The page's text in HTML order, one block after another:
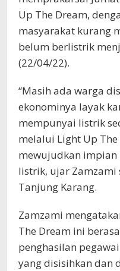
Up The Dream,
masyarakat kurang
belum berlistrik
(22/04/22).
“Masih ada warga
ekonominya layak
mempunyai listrik
melalui Light Up
mewujudkan
listrik, ujar Zamzami
Tanjung Karang.
Zamzami
The Dream ini
penghasilan
yang disisihkan dan